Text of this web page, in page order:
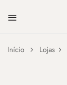
Início Lojas